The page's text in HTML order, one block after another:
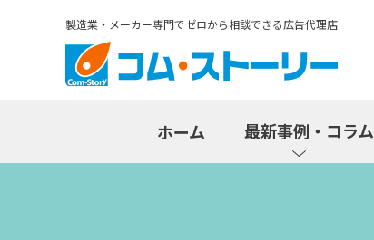
製造業・メーカー専門でゼロから相談できる広告代理店
ホーム 最新事例・コラム